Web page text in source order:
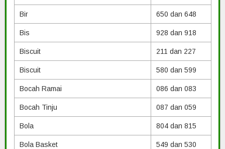
Bir 650 dan 648
Bis 928 dan 918
Biscuit 211 dan 227
Biscuit 580 dan 599
Bocah Ramai 086 dan 083
Bocah Tinju 087 dan 059
Bola 804 dan 815
Bola Basket 549 dan 530